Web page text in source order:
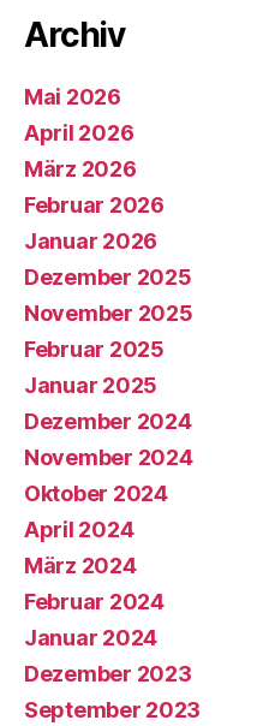
Archiv
Mai 2026
April 2026
März 2026
Februar 2026
Januar 2026
Dezember 2025
November 2025
Februar 2025
Januar 2025
Dezember 2024
November 2024
Oktober 2024
April 2024
März 2024
Februar 2024
Januar 2024
Dezember 2023
September 2023